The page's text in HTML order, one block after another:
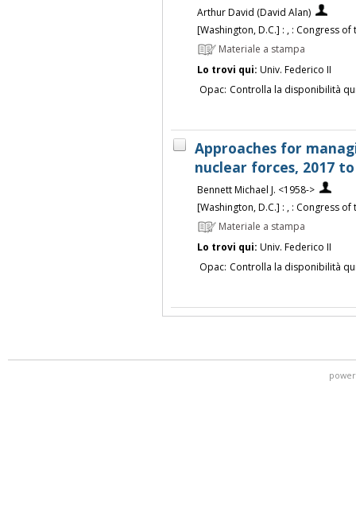
Arthur David (David Alan)
[Washington, D.C.] : , : Congress
Materiale a stampa
Lo trovi qui: Univ. Federico II
Opac: Controlla la disponibilità
Approaches for
nuclear forces, 2017
Bennett Michael J. <1958->
[Washington, D.C.] : , : Congress
Materiale a stampa
Lo trovi qui: Univ. Federico II
Opac: Controlla la disponibilità